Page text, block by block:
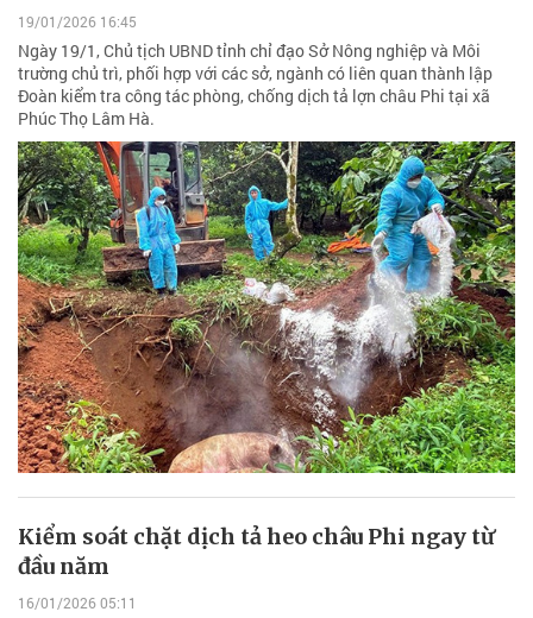
19/01/2026 16:45
Ngày 19/1, Chủ tịch UBND tỉnh chỉ đạo Sở Nông nghiệp và Môi
trường chủ trì, phối hợp với các sở, ngành có liên quan thành lập
Đoàn kiểm tra công tác phòng, chống dịch tả lợn châu Phi tại xã
Phúc Thọ Lâm Hà.
Kiểm soát chặt dịch tả heo châu Phi ngay từ
đầu năm
16/01/2026 05:11